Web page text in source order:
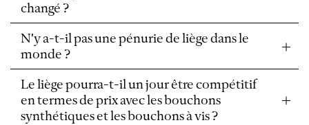
changé ?
N'y a-t-il pas une pénurie de liège dans le
monde ?
Le liège pourra-t-il un jour être compétitif
en termes de prix avec les bouchons
synthétiques et les bouchons à vis ?